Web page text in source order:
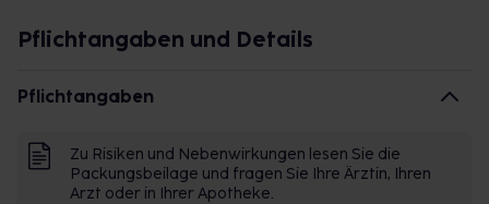
Pflichtangaben und Details
Pflichtangaben
Zu Risiken und Nebenwirkungen lesen Sie die
Packungsbeilage und fragen Sie Ihre Ärztin, Ihren
Arzt oder in Ihrer Apotheke.